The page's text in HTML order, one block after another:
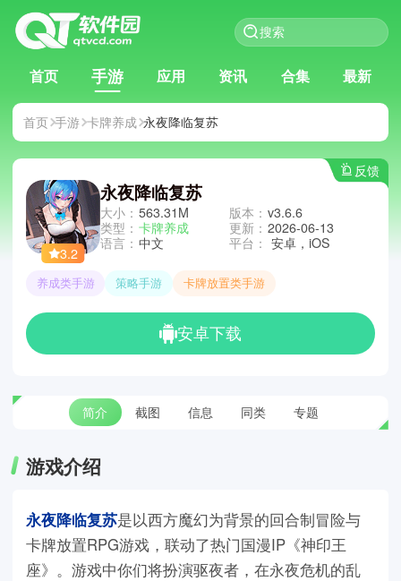
首页 手游 应用 资讯 合集 最新
首页 手游 卡牌养成 永夜降临复苏
反馈
3.2
永夜降临复苏
大小： 563.31M
类型： 卡牌养成
语言： 中文
版本： v3.6.6
更新： 2026-06-13
平台： 安卓，iOS
养成类手游 策略手游 卡牌放置类手游
安卓下载
简介 截图 信息 同类 专题
游戏介绍
永夜降临复苏是以西方魔幻为背景的回合制冒险与
卡牌放置RPG游戏，联动了热门国漫IP《神印王
座》。游戏中你们将扮演驱夜者，在永夜危机的乱